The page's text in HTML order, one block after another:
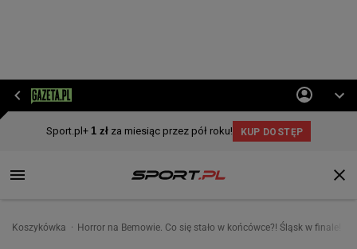
Koszykówka Horror na Bemowie. Co się stało w końcówce?! Śląsk w finale!